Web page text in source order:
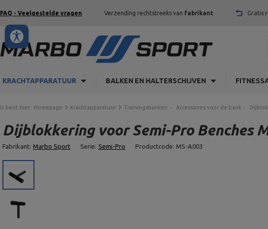
FAQ - Veelgestelde vragen Verzending rechtstreeks van fabrikant Gratis
KRACHTAPPARATUUR BALKEN EN HALTERSCHIJVEN
U bent hier: Homepage Krachtapparatuur Trainingsbanken Accessoires voor de bank
Dijblokkering voor Semi-Pro Benches
Fabrikant: Marbo Sport Serie: Semi-Pro Productcode: MS-A003